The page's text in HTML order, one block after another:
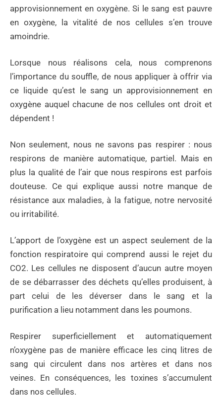
approvisionnement en oxygène. Si le sang est pauvre
en oxygène, la vitalité de nos cellules s’en trouve
amoindrie.
Lorsque nous réalisons cela, nous comprenons
l’importance du souffle, de nous appliquer à offrir via
ce liquide qu’est le sang un approvisionnement en
oxygène auquel chacune de nos cellules ont droit et
dépendent !
Non seulement, nous ne savons pas respirer : nous
respirons de manière automatique, partiel. Mais en
plus la qualité de l’air que nous respirons est parfois
douteuse. Ce qui explique aussi notre manque de
résistance aux maladies, à la fatigue, notre nervosité
ou irritabilité.
L’apport de l’oxygène est un aspect seulement de la
fonction respiratoire qui comprend aussi le rejet du
CO2. Les cellules ne disposent d’aucun autre moyen
de se débarrasser des déchets qu’elles produisent, à
part celui de les déverser dans le sang et la
purification a lieu notamment dans les poumons.
Respirer superficiellement et automatiquement
n’oxygène pas de manière efficace les cinq litres de
sang qui circulent dans nos artères et dans nos
veines. En conséquences, les toxines s’accumulent
dans nos cellules.